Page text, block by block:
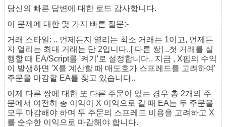
당신의 빠른 답변에 대한 로드 감사합니다.
이 문제에 대한 몇 가지 빠른 질문:-
거래 스타일: .. 언제든지 열리는 최소 거래는 1이고, 언제든
지 열리는 최대 거래는 단 2입니다..[ 다른 쌍] ..첫 거래를 실
행할 때 EA/Script를 '켜기'로 설정합니다.. 지금 , X핍의 수익
이 발생하면 'X를 계산할 때 매도호가 스프레드를 고려하여'
주문을 마감할 EA를 찾고 있습니다..
이제 다른 쌍에 대한 또 다른 주문이 있는 경우 총 2개의 주
문에서 여전히 총 이익이 X 이익으로 갈 때 EA는 두 주문을
모두 마감해야 하며 두 주문의 스프레드 비용을 고려하고 X
를 순수한 이익으로 마감해야 합니다.